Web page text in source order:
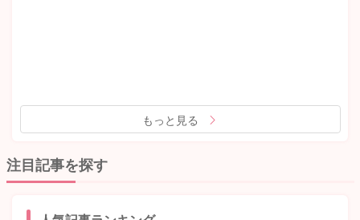
もっと見る
注目記事を探す